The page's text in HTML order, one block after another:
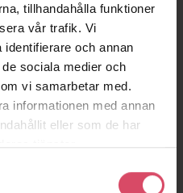
tillhandahålla funktioner
vår trafik. Vi
och annan
sociala medier och
vi samarbetar med.
informationen med annan
eller som de har
tjänster.